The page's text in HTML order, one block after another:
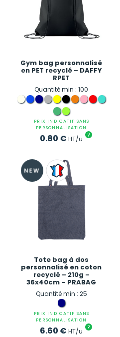
Gym bag personnalisé
en PET recyclé – DAFFY
RPET
Quantité min : 100
PRIX INDICATIF SANS
PERSONNALISATION
0.80 € HT/u ?
Tote bag à dos
personnalisé en coton
recyclé – 210g –
36x40cm – PRABAG
Quantité min : 25
PRIX INDICATIF SANS
PERSONNALISATION
6.60 € HT/u ?